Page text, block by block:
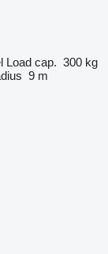
Load cap. 300 kg
9 m